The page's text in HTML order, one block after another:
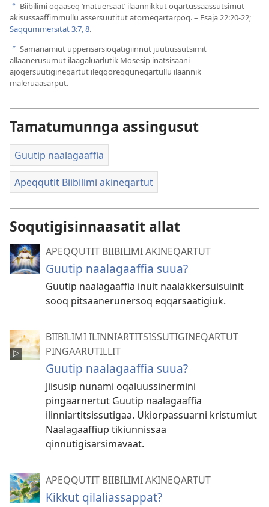
a Biibilimi oqaaseq ‘matuersaat’ ilaannikkut oqartussaassutsimut
akisussaaffimmullu assersuutitut atorneqartarpoq. – Esaja 22:20-22;
Saqqummersitat 3:7, 8.
b Samariamiut upperisarsioqatigiinnut juutiussutsimit
allaanerusumut ilaagaluarlutik Mosesip inatsisaani
ajoqersuutigineqartut ileqqoreqquneqartullu ilaannik
maleruaasarput.
Tamatumunnga assingusut
Guutip naalagaaffia
Apeqqutit Biibilimi akineqartut
Soqutigisinnaasatit allat
APEQQUTIT BIIBILIMI AKINEQARTUT
Guutip naalagaaffia suua?
Guutip naalagaaffia inuit naalakkersuisuinit
sooq pitsaanerunersoq eqqarsaatigiuk.
BIIBILIMI ILINNIARTITSISSUTIGINEQARTUT
PINGAARUTILLIT
Guutip naalagaaffia suua?
Jiisusip nunami oqaluussinermini
pingaarnertut Guutip naalagaaffia
ilinniartitsissutigaa. Ukiorpassuarni kristumiut
Naalagaaffiup tikiunnissaa
qinnutigisarsimavaat.
APEQQUTIT BIIBILIMI AKINEQARTUT
Kikkut qilaliassappat?